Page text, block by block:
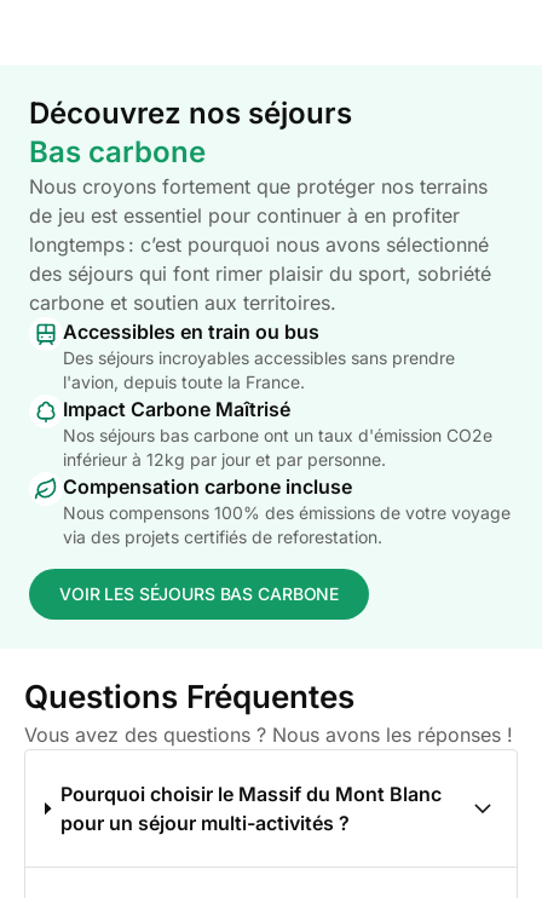
Découvrez nos séjours
Bas carbone
Nous croyons fortement que protéger nos terrains
de jeu est essentiel pour continuer à en profiter
longtemps : c’est pourquoi nous avons sélectionné
des séjours qui font rimer plaisir du sport, sobriété
carbone et soutien aux territoires.
Accessibles en train ou bus
Des séjours incroyables accessibles sans prendre
l'avion, depuis toute la France.
Impact Carbone Maîtrisé
Nos séjours bas carbone ont un taux d'émission CO2e
inférieur à 12kg par jour et par personne.
Compensation carbone incluse
Nous compensons 100% des émissions de votre voyage
via des projets certifiés de reforestation.
VOIR LES SÉJOURS BAS CARBONE
Questions Fréquentes
Vous avez des questions ? Nous avons les réponses !
Pourquoi choisir le Massif du Mont Blanc
pour un séjour multi-activités ?